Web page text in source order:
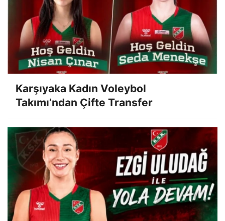
Karşıyaka Kadın Voleybol
Takımı’ndan Çifte Transfer